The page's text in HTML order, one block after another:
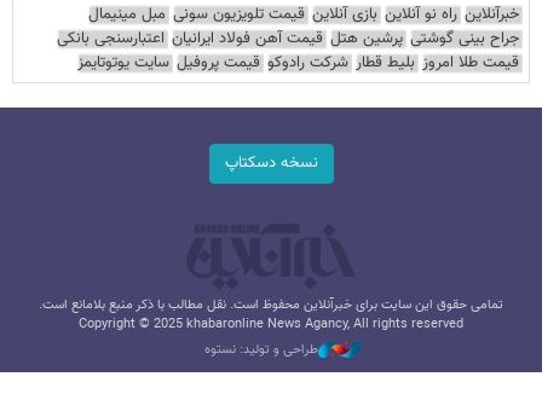
خبرآنلاین راه نو آنلاین بازی آنلاین قیمت تلویزیون سونی مبل مینیمال
جراح بینی گوشتی پرشین هتل قیمت آهن فولاد ایرانیان اعتبارسنجی بانکی
قیمت طلا امروز بلیط قطار شرکت رادوکو قیمت پروفیل سایت یوتوتایمز
نسخه دسکتاپ
تمامی حقوق این سایت برای خبرآنلاین محفوظ است. نقل مطالب با ذکر منبع بلامانع است.
Copyright © 2025 khabaronline News Agancy, All rights reserved
طراحی و تولید: نستوه